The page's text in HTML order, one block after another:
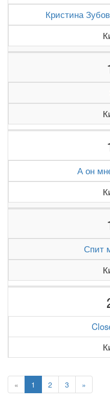
Кристина
А он
Спит
« 1 2 3 »